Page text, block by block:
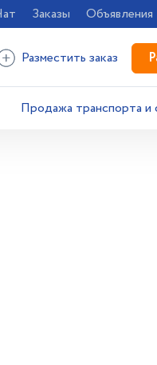
Заказы Объявления
Разместить заказ
Продажа транспорта и